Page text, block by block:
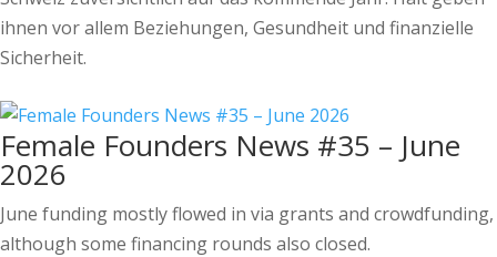
ihnen vor allem Beziehungen, Gesundheit und finanzielle
Sicherheit.
Female Founders News #35 – June
2026
June funding mostly flowed in via grants and crowdfunding,
although some financing rounds also closed.